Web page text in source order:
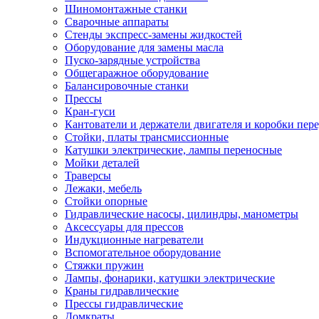
Шиномонтажные станки
Сварочные аппараты
Стенды экспресс-замены жидкостей
Оборудование для замены масла
Пуско-зарядные устройства
Общегаражное оборудование
Балансировочные станки
Прессы
Кран-гуси
Кантователи и держатели двигателя и коробки
Стойки, платы трансмиссионные
Катушки электрические, лампы переносные
Мойки деталей
Траверсы
Лежаки, мебель
Стойки опорные
Гидравлические насосы, цилиндры, манометры
Аксессуары для прессов
Индукционные нагреватели
Вспомогательное оборудование
Стяжки пружин
Лампы, фонарики, катушки электрические
Краны гидравлические
Прессы гидравлические
Домкраты